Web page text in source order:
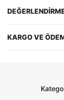
KARGO VE